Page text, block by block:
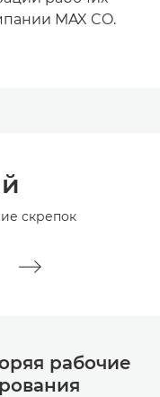
MAX CO.
breadcrumbs
скрепок
рабочие